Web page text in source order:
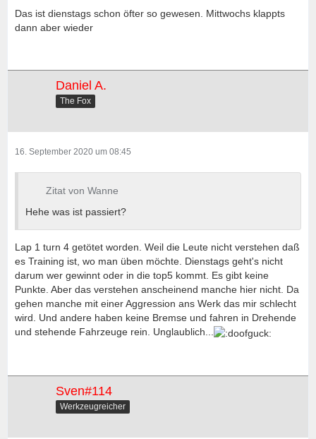
Das ist dienstags schon öfter so gewesen. Mittwochs klappts
dann aber wieder
Daniel A.
The Fox
16. September 2020 um 08:45
Zitat von Wanne
Hehe was ist passiert?
Lap 1 turn 4 getötet worden. Weil die Leute nicht verstehen daß
es Training ist, wo man üben möchte. Dienstags geht's nicht
darum wer gewinnt oder in die top5 kommt. Es gibt keine
Punkte. Aber das verstehen anscheinend manche hier nicht. Da
gehen manche mit einer Aggression ans Werk das mir schlecht
wird. Und andere haben keine Bremse und fahren in Drehende
und stehende Fahrzeuge rein. Unglaublich...
Sven#114
Werkzeugreicher